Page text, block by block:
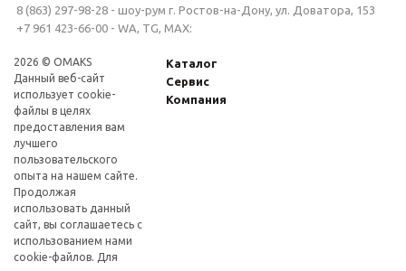
8 (863) 297-98-28 - шоу-рум г. Ростов-на-Дону, ул. Доватора, 153
+7 961 423-66-00 - WA, TG, MAX:
2026 © OMAKS
Данный веб-сайт
использует cookie-
файлы в целях
предоставления вам
лучшего
пользовательского
опыта на нашем сайте.
Продолжая
использовать данный
сайт, вы соглашаетесь с
использованием нами
cookie-файлов. Для
Каталог
Сервис
Компания